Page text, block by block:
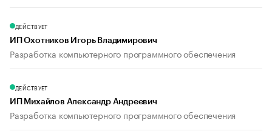
ДЕЙСТВУЕТ
ИП Охотников Игорь Владимирович
Разработка компьютерного программного обеспечения
ДЕЙСТВУЕТ
ИП Михайлов Александр Андреевич
Разработка компьютерного программного обеспечения